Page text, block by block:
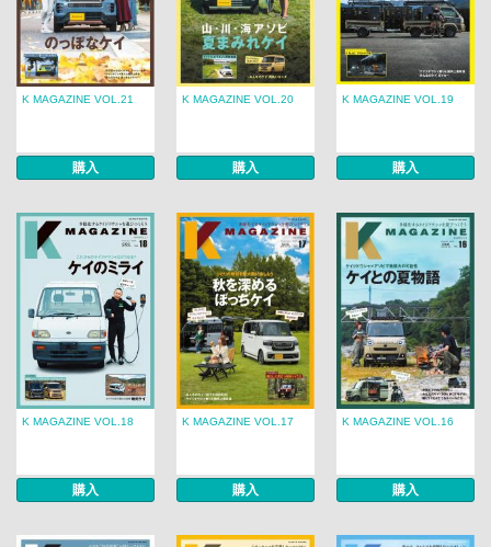
K MAGAZINE VOL.21
購入
K MAGAZINE VOL.20
購入
K MAGAZINE VOL.19
購入
K MAGAZINE VOL.18
購入
K MAGAZINE VOL.17
購入
K MAGAZINE VOL.16
購入